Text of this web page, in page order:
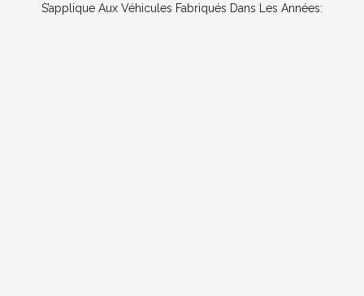
S’applique Aux Véhicules Fabriqués Dans Les Années: